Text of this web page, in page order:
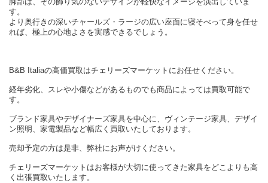
す。
より奥行きの深いチャールズ・ラージの広い座面に寝そべって身を任せ
れば、極上の心地よさを実感できるでしょう。
B&B Italiaの高価買取はチェリーズマーケットにお任せください。
経年劣化、スレや小傷などがあるものでも商品によっては買取可能で
す。
ブランド家具やデザイナーズ家具を中心に、ヴィンテージ家具、デザイ
ン照明、家電製品など幅広く買取いたしております。
売却予定の方は是非、弊社にお声がけください。
チェリーズマーケットはお客様が大切に使ってきた家具をどこよりも高
く出張買取いたします。